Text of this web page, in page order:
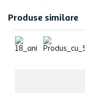
Produse similare